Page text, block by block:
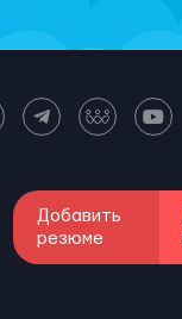
Добавить
резюме